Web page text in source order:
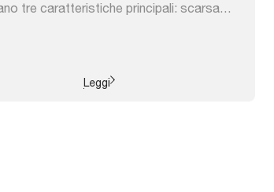
tre caratteristiche principali: scarsa
Leggi